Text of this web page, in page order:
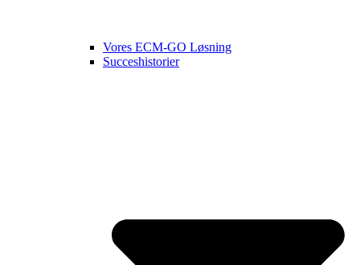
Vores ECM-GO Løsning
Succeshistorier